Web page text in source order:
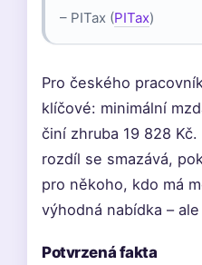
– PITax (PITax)
Pro českého
klíčové: minimální
činí zhruba 19 828
rozdíl se smazává,
pro někoho, kdo má
výhodná nabídka –
Potvrzená fakta